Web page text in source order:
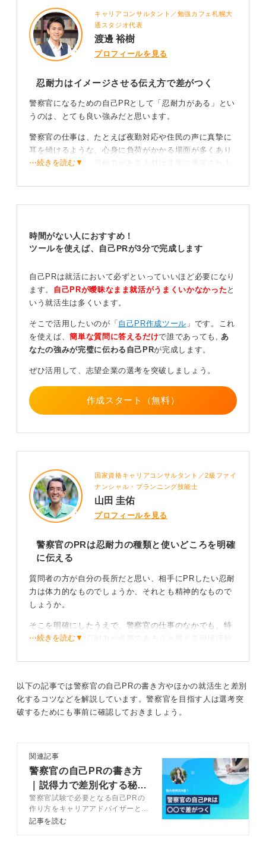
キャリアコンサルタント／勉強カフェ札幌大
通スタジオ代表
渡邊 裕樹
プロフィールを見る
忍耐力はイメージさせる伝え方で差がつく
警察官になるための自己PRとして「忍耐力がある」とい
うのは、とても良い強みだと思います。
警察官の仕事は、たとえば夜勤対応や住民の声に真摯に
耳を傾けるような、心身に負荷がかかる場面が多くあり
ます。ですから、忍耐力がある人材は非常に重宝されま
そこでエピソーどが必要になるわけです。つまり、忍耐
面接官が「この人なら仕事でも同じように粘り強くやり
切ってくれそうだ」とイメージできるように伝えること
状況・行動・結果を明確にして説得力を高めよう
このイメージさせることこそ、面接ではとても大切にな
ります。そのためには、エピソードのなかで「どんな状
況で」「自分は何を考え」「どう行動したか」「結果ど
うなったか」といった流れを意識して構成してくださ
ます。
単に「〜でした」と説明するのではなく、聞いている人
が目に浮かぶような臨場感を持たせると、エピソードの
持つイメージさせる力がぐっと高まります。
こうした構成を意識して忍耐力を伝えてみてください。
⋯続きを読む▼
時間がない人におすすめ！
ツールを使えば、自己PRが3分で完成します
自己PRは就活において必ずといっていいほど必要になり
ます。 自己PRが曖昧なまま就活がうまくいかなかった と
いう就活生は多くいます。
そこで活用したいのが「 自己PR作成ツール 」です。これ
を使えば、簡単な質問に答えるだけで誰であっても, あ
なたの強みが完璧に伝わる自己PRが完成します。
ぜひ活用して、志望企業の選考を突破しましょう。
作成スタート（無料）
国家資格キャリアコンサルタント／2級ファイ
ナンシャル・プランニング技能士
山田 圭佑
プロフィールを見る
警察官のPRは忍耐力の種類と使いどころを明確
に伝える
質問者の方が自分の長所だと思い、相手にPRしたい忍耐
力は体力的なものでしょうか、それとも精神的なもので
しょうか。
そこを明確にしたうえで、警察官の仕事のなかでも、特
に質問者の方の忍耐力が必要であろうと思える現場活動
を強調しよう
これは肉体的な頑丈さだけでなく、精神的なタフネスも
必ず必要になるはずで、忍耐力が非常に役立つ場面であ
るほか、例外なくすべての警察官候補者が受けるもので
すので、効果的なPRになるはずです。
もし、質問者の方が部活などでの激しいスポーツを経験
していて、その練習のなかで忍耐力を養ったという経験
⋯続きを読む▼
以下の記事では警察官の自己PRの書き方やほかの就活生と差別
化するコツなどを解説しています。警察官を目指す人は選考突
破するためにも事前に確認しておきましょう。
関連記事
警察官の自己PRの書き方
｜説得力で差別化する秘訣
を解説
警察官試験で必要となる自己PRの
作り方をキャリアアドバイザーとと
もに解説します。自己PRで自分の
記事を読む